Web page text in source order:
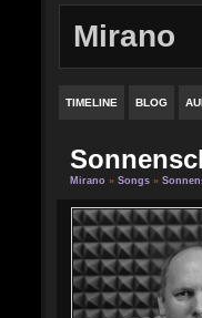
Mirano
TIMELINE BLOG
Mirano » Songs »